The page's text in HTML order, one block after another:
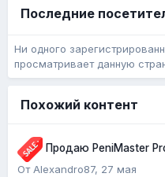
Последние
Ни одного
просматривает данную
Похожий контент
Продаю PeniMaster
От Alexandro87, 27 мая